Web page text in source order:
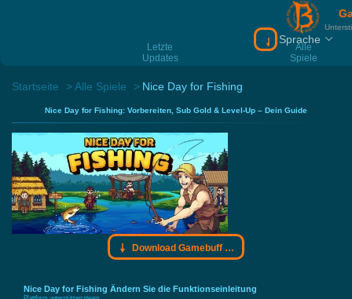
Letzte
Updates
Alle
Spiele
Download
Sprache
Startseite Alle Spiele Nice Day for Fishing
Nice Day for Fishing: Vorbereiten, Sub Gold & Level-Up – Dein Guide
Download Gamebuff Trainer
Nice Day for Fishing Ändern Sie die Funktionseinleitung